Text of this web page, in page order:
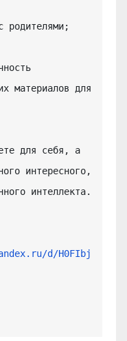
родителями;
материалов для
для себя, а
интересного,
интеллекта.
d/H0FIbj